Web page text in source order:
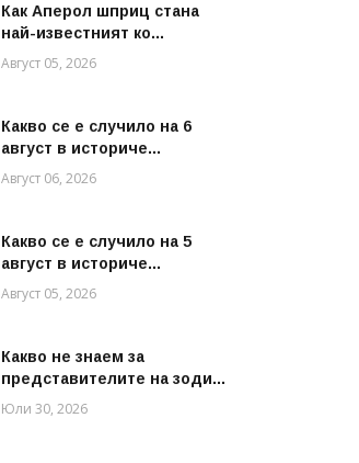
Как Аперол шприц стана
най-известният ко...
Август 05, 2026
Какво се е случило на 6
август в историче...
Август 06, 2026
Какво се е случило на 5
август в историче...
Август 05, 2026
Какво не знаем за
представителите на зоди...
Юли 30, 2026